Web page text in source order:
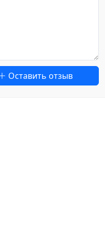
Оставить отзыв